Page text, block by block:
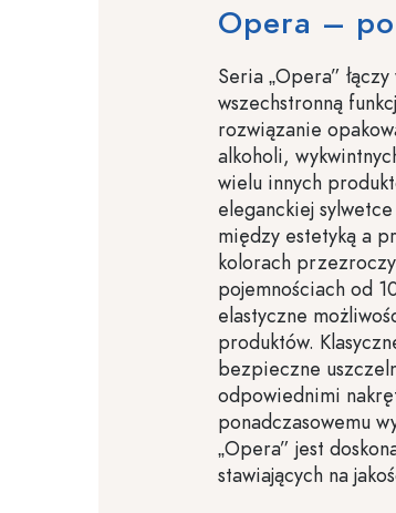
Opera –
Seria „Opera”
wszechstronną
rozwiązanie
alkoholi,
wielu innych
eleganckiej
między estetyką a
kolorach
pojemnościach od
elastyczne
produktów.
bezpieczne
odpowiednimi
ponadczasowemu
„Opera” jest
stawiających na